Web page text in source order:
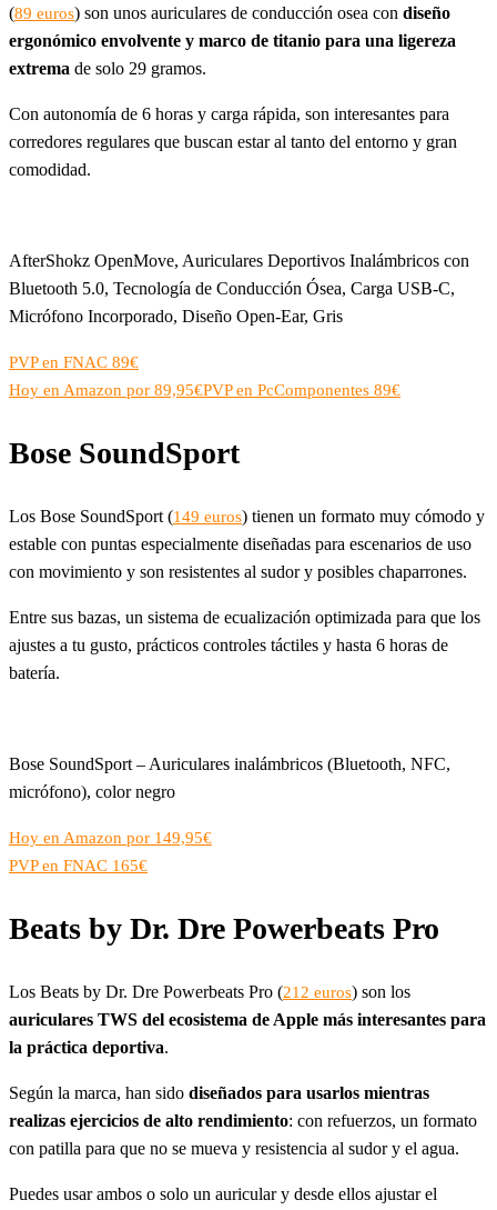
(89 euros) son unos auriculares de conducción osea con diseño
ergonómico envolvente y marco de titanio para una ligereza
extrema de solo 29 gramos.
Con autonomía de 6 horas y carga rápida, son interesantes para
corredores regulares que buscan estar al tanto del entorno y gran
comodidad.
AfterShokz OpenMove, Auriculares Deportivos Inalámbricos con
Bluetooth 5.0, Tecnología de Conducción Ósea, Carga USB-C,
Micrófono Incorporado, Diseño Open-Ear, Gris
PVP en FNAC 89€
Hoy en Amazon por 89,95€PVP en PcComponentes 89€
Bose SoundSport
Los Bose SoundSport (149 euros) tienen un formato muy cómodo y
estable con puntas especialmente diseñadas para escenarios de uso
con movimiento y son resistentes al sudor y posibles chaparrones.
Entre sus bazas, un sistema de ecualización optimizada para que los
ajustes a tu gusto, prácticos controles táctiles y hasta 6 horas de
batería.
Bose SoundSport – Auriculares inalámbricos (Bluetooth, NFC,
micrófono), color negro
Hoy en Amazon por 149,95€
PVP en FNAC 165€
Beats by Dr. Dre Powerbeats Pro
Los Beats by Dr. Dre Powerbeats Pro (212 euros) son los
auriculares TWS del ecosistema de Apple más interesantes para
la práctica deportiva.
Según la marca, han sido diseñados para usarlos mientras
realizas ejercicios de alto rendimiento: con refuerzos, un formato
con patilla para que no se mueva y resistencia al sudor y el agua.
Puedes usar ambos o solo un auricular y desde ellos ajustar el